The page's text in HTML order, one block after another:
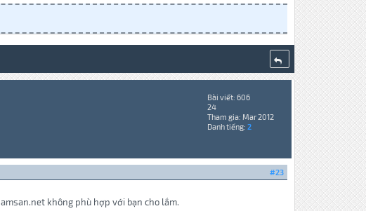
Bài viết: 606
24
Tham gia: Mar 2012
Danh tiếng: 2
#23
không phù hợp với bạn cho lắm.